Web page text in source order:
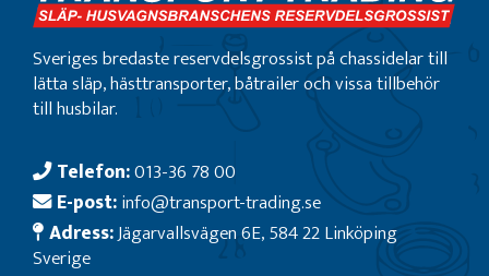
Sveriges bredaste reservdelsgrossist på chassidelar till
lätta släp, hästtransporter, båtrailer och vissa tillbehör
till husbilar.
Telefon:013-36 78 00
E-post:info@transport-trading.se
Adress:Jägarvallsvägen 6E, 584 22 Linköping
Sverige